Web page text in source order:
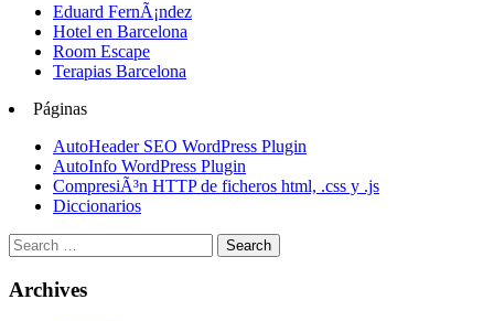
Eduard FernÃ¡ndez
Hotel en Barcelona
Room Escape
Terapias Barcelona
Páginas
AutoHeader SEO WordPress Plugin
AutoInfo WordPress Plugin
CompresiÃ³n HTTP de ficheros html, .css y .js
Diccionarios
Archives